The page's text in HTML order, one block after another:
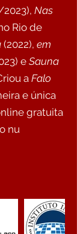
Nas
Rio de
(2022), em
eSauna
a Falo
e única
gratuita
nu